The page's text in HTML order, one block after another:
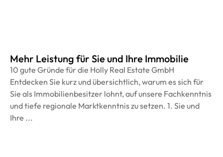
Mehr Leistung für Sie und Ihre Immobilie
10 gute Gründe für die Holly Real Estate GmbH
Entdecken Sie kurz und übersichtlich, warum es sich für
Sie als Immobilienbesitzer lohnt, auf unsere Fachkenntnis
und tiefe regionale Marktkenntnis zu setzen. 1. Sie und
Ihre ...